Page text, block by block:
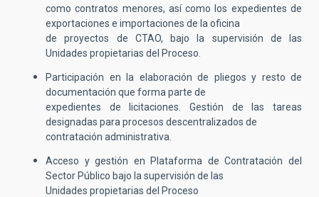
como contratos menores, así como los expedientes de
exportaciones e importaciones de la oficina
de proyectos de CTAO, bajo la supervisión de las
Unidades propietarias del Proceso.
Participación en la elaboración de pliegos y resto de
documentación que forma parte de
expedientes de licitaciones. Gestión de las tareas
designadas para procesos descentralizados de
contratación administrativa.
Acceso y gestión en Plataforma de Contratación del
Sector Público bajo la supervisión de las
Unidades propietarias del Proceso